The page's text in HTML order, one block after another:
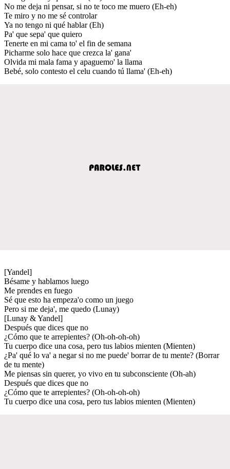
No me deja ni pensar, si no te toco me muero (Eh-eh)
Te miro y no me sé controlar
Ya no tengo ni qué hablar (Eh)
Pa' que sepa' que quiero
Tenerte en mi cama to' el fin de semana
Picharme solo hace que crezca la' gana'
Olvida mi mala fama y apaguemo' la llama
Bebé, solo contesto el celu cuando tú llama' (Eh-eh)
[Yandel]
Bésame y hablamos luego
Me prendes en fuego
Sé que esto ha empeza'o como un juego
Pero si me deja', me quedo (Lunay)
[Lunay & Yandel]
Después que dices que no
¿Cómo que te arrepientes? (Oh-oh-oh-oh)
Tu cuerpo dice una cosa, pero tus labios mienten (Mienten)
¿Pa' qué lo va' a negar si no me puede' borrar de tu mente? (Borrar
de tu mente)
Me piensas sin querer, yo vivo en tu subconsciente (Oh-ah)
Después que dices que no
¿Cómo que te arrepientes? (Oh-oh-oh-oh)
Tu cuerpo dice una cosa, pero tus labios mienten (Mienten)